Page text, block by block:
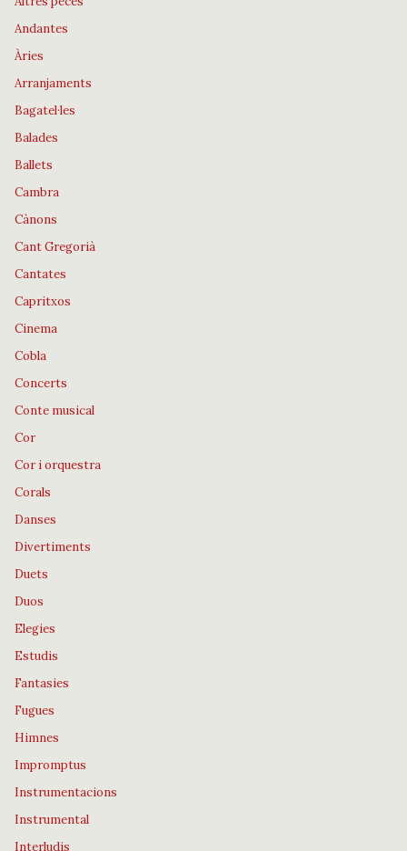
Andantes
Àries
Arranjaments
Bagatel·les
Balades
Ballets
Cambra
Cànons
Cant Gregorià
Cantates
Capritxos
Cinema
Cobla
Concerts
Conte musical
Cor
Cor i orquestra
Corals
Danses
Divertiments
Duets
Duos
Elegies
Estudis
Fantasies
Fugues
Himnes
Impromptus
Instrumentacions
Instrumental
Interludis